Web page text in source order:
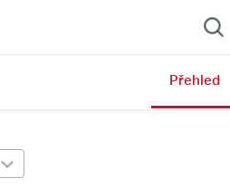
Přehled
to open version list